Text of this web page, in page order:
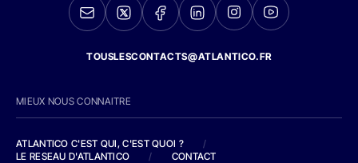
TOUSLESCONTACTS@ATLANTICO.FR
MIEUX NOUS CONNAITRE
ATLANTICO C'EST QUI, C'EST QUOI ?
/
LE RESEAU D'ATLANTICO
/ CONTACT